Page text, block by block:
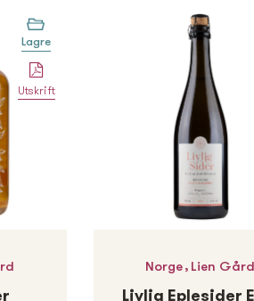
Utskrift
Lagre
Norge, Lien Gård
Livlig Eplesider